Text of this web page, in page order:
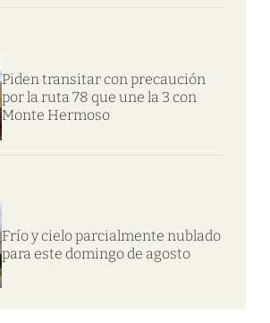
Piden transitar con precaución
por la ruta 78 que une la 3 con
Monte Hermoso
Frío y cielo parcialmente nublado
para este domingo de agosto